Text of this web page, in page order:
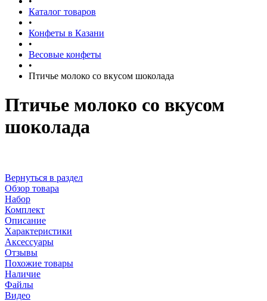
Каталог товаров
•
Конфеты в Казани
•
Весовые конфеты
•
Птичье молоко со вкусом шоколада
Птичье молоко со вкусом
шоколада
Вернуться в раздел
Обзор товара
Набор
Комплект
Описание
Характеристики
Аксессуары
Отзывы
Похожие товары
Наличие
Файлы
Видео